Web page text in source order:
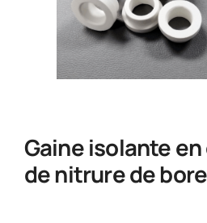
Gaine isolante
de nitrure de bore